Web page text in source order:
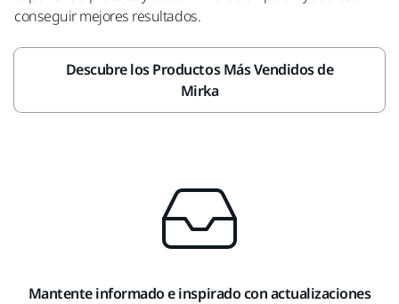
conseguir mejores resultados.
Descubre los Productos Más Vendidos de
Mirka
Mantente informado e inspirado con actualizaciones